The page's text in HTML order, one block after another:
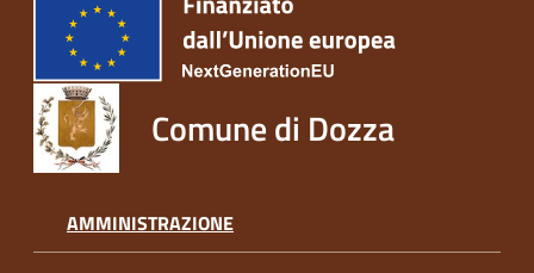
Comune di Dozza
AMMINISTRAZIONE